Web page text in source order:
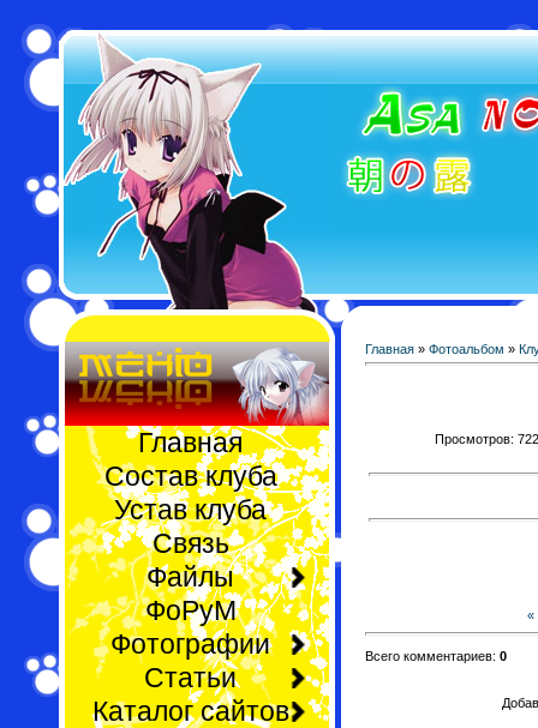
Главная
Состав клуба
Устав клуба
Связь
Файлы
ФоРуМ
Фотографии
Статьи
Каталог сайтов
Главная » Фотоальбом »
Просмотров:
«
Всего комментариев: 0